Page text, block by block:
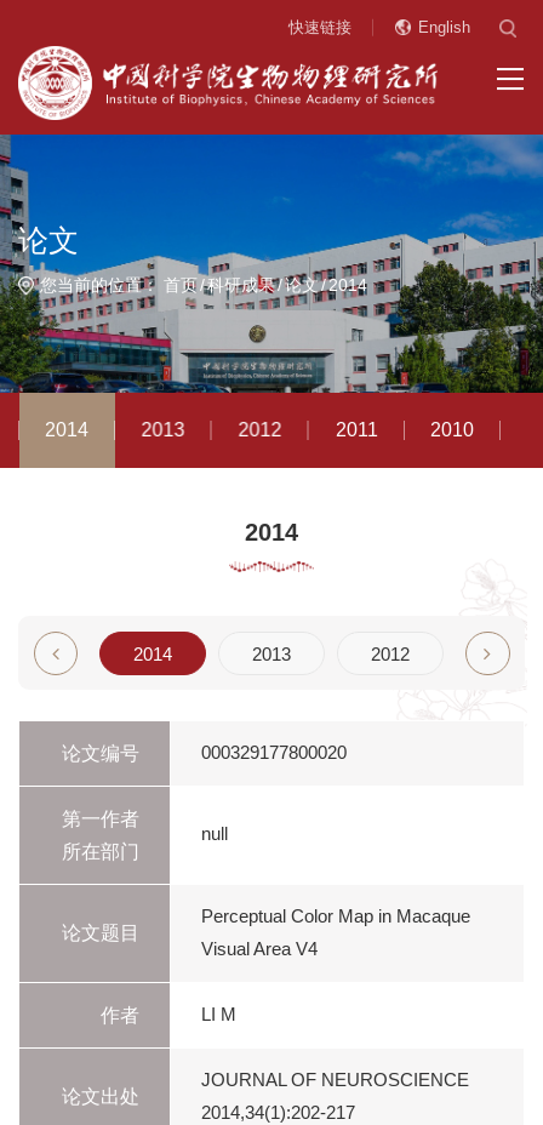
快速链接 English
论文
您当前的位置：首页 科研成果 论文 2014
2014 2013 2012 2011 2010
2014
2015 2014 2013 2012 2011
论文编号 000329177800020
第一作者
所在部门
null
论文题目
Perceptual Color Map in Macaque
Visual Area V4
作者 LI M
论文出处
JOURNAL OF NEUROSCIENCE
2014,34(1):202-217